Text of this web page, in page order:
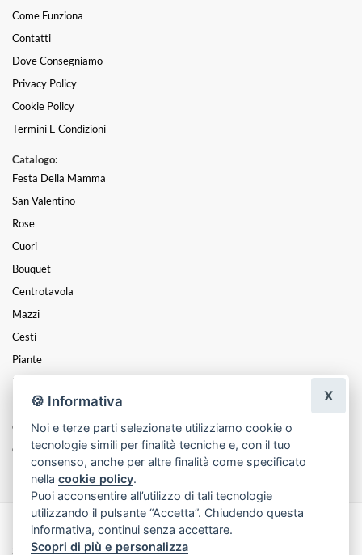
Come Funziona
Contatti
Dove Consegniamo
Privacy Policy
Cookie Policy
Termini E Condizioni
Catalogo:
Festa Della Mamma
San Valentino
Rose
Cuori
Bouquet
Centrotavola
Mazzi
Cesti
Piante
Funebre
PASQUA
Composizioni
Coroncine
Made with byInfoser.it- Realizzazione Siti ecommerce per Fioristi
2026
🍪 Informativa
Noi e terze parti selezionate utilizziamo cookie o
tecnologie simili per finalità tecniche e, con il tuo
consenso, anche per altre finalità come specificato
nellacookie policy.
Puoi acconsentire all’utilizzo di tali tecnologie
utilizzando il pulsante “Accetta”. Chiudendo questa
informativa, continui senza accettare.
Scopri di più e personalizza
X